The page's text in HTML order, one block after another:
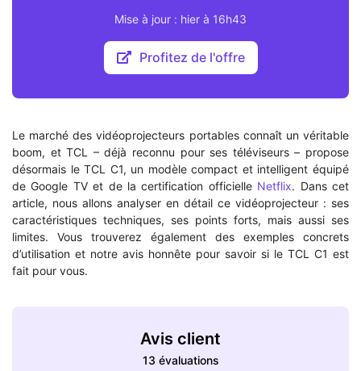
Mise à jour : hier à 16h43
Profitez de l'offre
Le marché des vidéoprojecteurs portables connaît un véritable
boom, et TCL – déjà reconnu pour ses téléviseurs – propose
désormais le TCL C1, un modèle compact et intelligent équipé
de Google TV et de la certification officielle Netflix. Dans cet
article, nous allons analyser en détail ce vidéoprojecteur : ses
caractéristiques techniques, ses points forts, mais aussi ses
limites. Vous trouverez également des exemples concrets
d’utilisation et notre avis honnête pour savoir si le TCL C1 est
fait pour vous.
Avis client
13 évaluations